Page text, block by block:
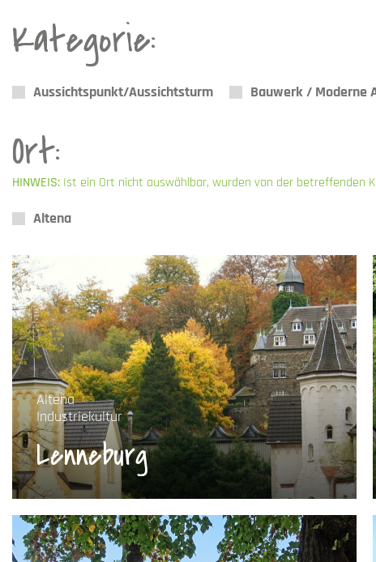
Kategorie:
Aussichtspunkt/Aussichtsturm Bauwerk / Moderne
Ort:
HINWEIS: Ist ein Ort nicht auswählbar, wurden von der betreffenden
Altena
Altena
Industriekultur
Lenneburg